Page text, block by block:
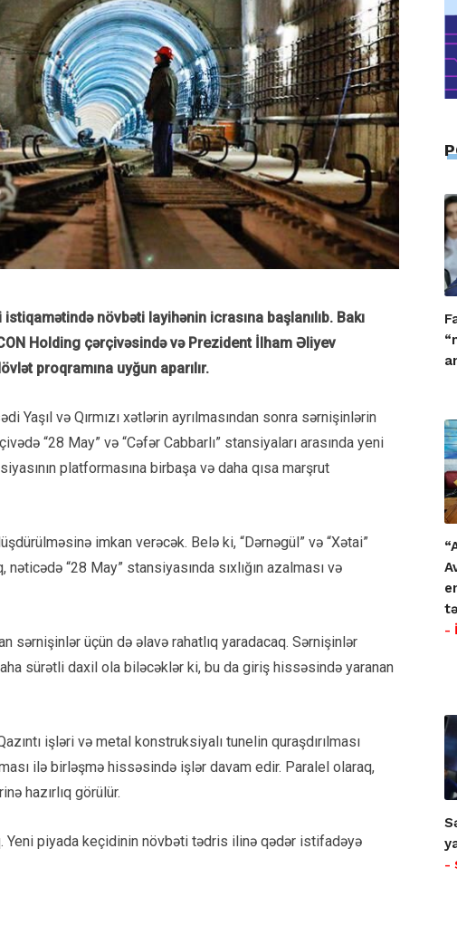
növbəti layihənin icrasına başlanılıb. Bakı
Holding çərçivəsində və Prezident İlham Əliyev
proqramına uyğun aparılır.
Yaşıl və Qırmızı xətlərin ayrılmasından sonra sərnişinlərin
“28 May” və “Cəfər Cabbarlı” stansiyaları arasında yeni
platformasına birbaşa və daha qısa marşrut
imkan verəcək. Belə ki, “Dərnəgül” və “Xətai”
“28 May” stansiyasında sıxlığın azalması və
sərnişinlər üçün də əlavə rahatlıq yaradacaq. Sərnişinlər
sürətli daxil ola biləcəklər ki, bu da giriş hissəsində yaranan
işləri və metal konstruksiyalı tunelin quraşdırılması
ilə birləşmə hissəsində işlər davam edir. Paralel olaraq,
hazırlıq görülür.
Yeni piyada keçidinin növbəti tədris ilinə qədər istifadəyə
-
-